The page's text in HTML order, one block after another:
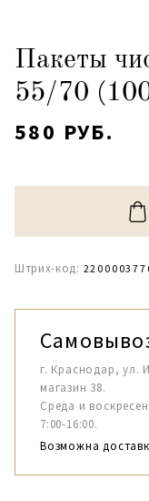
Пакеты
55/70
580 РУБ.
Штрих-код:
г. Краснодар, ул.
магазин 38.
Среда и
7:00-16:00.
Возможна